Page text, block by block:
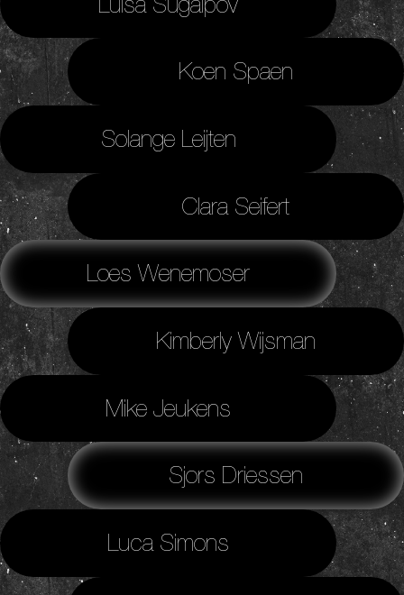
Koen Spaen
Solange Leijten
Clara Seifert
Loes Wenemoser
Kimberly Wijsman
Mike Jeukens
Sjors Driessen
Luca Simons